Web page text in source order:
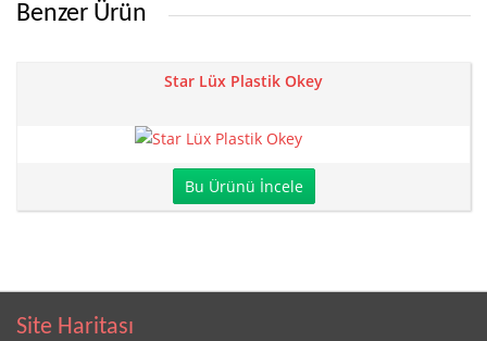
Benzer Ürün
Star Lüx Plastik Okey
Bu Ürünü İncele
Site Haritası